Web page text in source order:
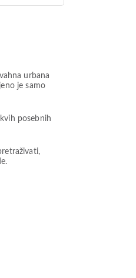
urbana
je samo
posebnih